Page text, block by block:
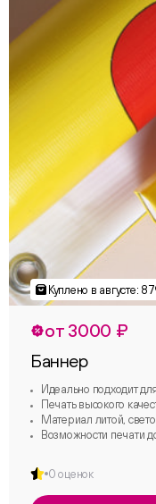
от 3000 ₽
Баннер
Идеально подходит
Печать высокого
Материал литой,
Возможности печати
0 оценок